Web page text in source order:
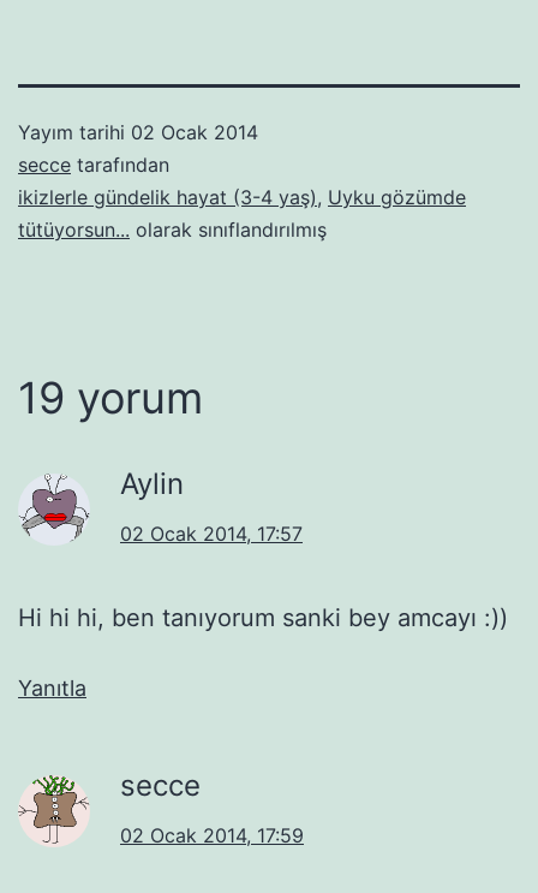
Yayım tarihi 02 Ocak 2014
secce tarafından
ikizlerle gündelik hayat (3-4 yaş), Uyku gözümde
tütüyorsun... olarak sınıflandırılmış
19 yorum
Aylin
02 Ocak 2014, 17:57
Hi hi hi, ben tanıyorum sanki bey amcayı :))
Yanıtla
secce
02 Ocak 2014, 17:59